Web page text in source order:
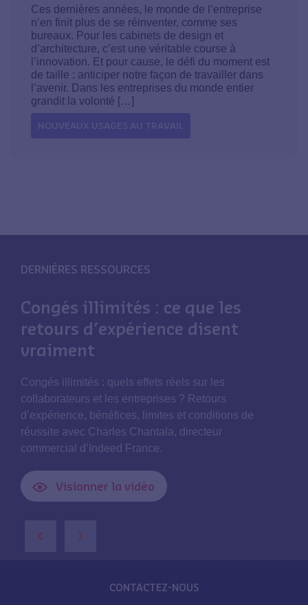
Ces dernières années, le monde de l’entreprise
n’en finit plus de se réinventer, comme ses
bureaux. Pour les cabinets de design et
d’architecture, c’est une véritable course à
l’innovation. Et pour cause, le défi du moment est
de taille : anticiper notre façon de travailler dans
l’avenir. Dans les entreprises du monde entier
grandit la volonté […]
NOUVEAUX USAGES AU TRAVAIL
DERNIÈRES RESSOURCES
Congés illimités : ce que les
retours d’expérience disent
vraiment
Congés illimités : quels effets réels sur les
collaborateurs et les entreprises ? Retours
d’expérience, bénéfices, limites et conditions de
réussite avec Charles Chantala, directeur
commercial d’Indeed France.
Visionner la vidéo
‹ ›
CONTACTEZ-NOUS